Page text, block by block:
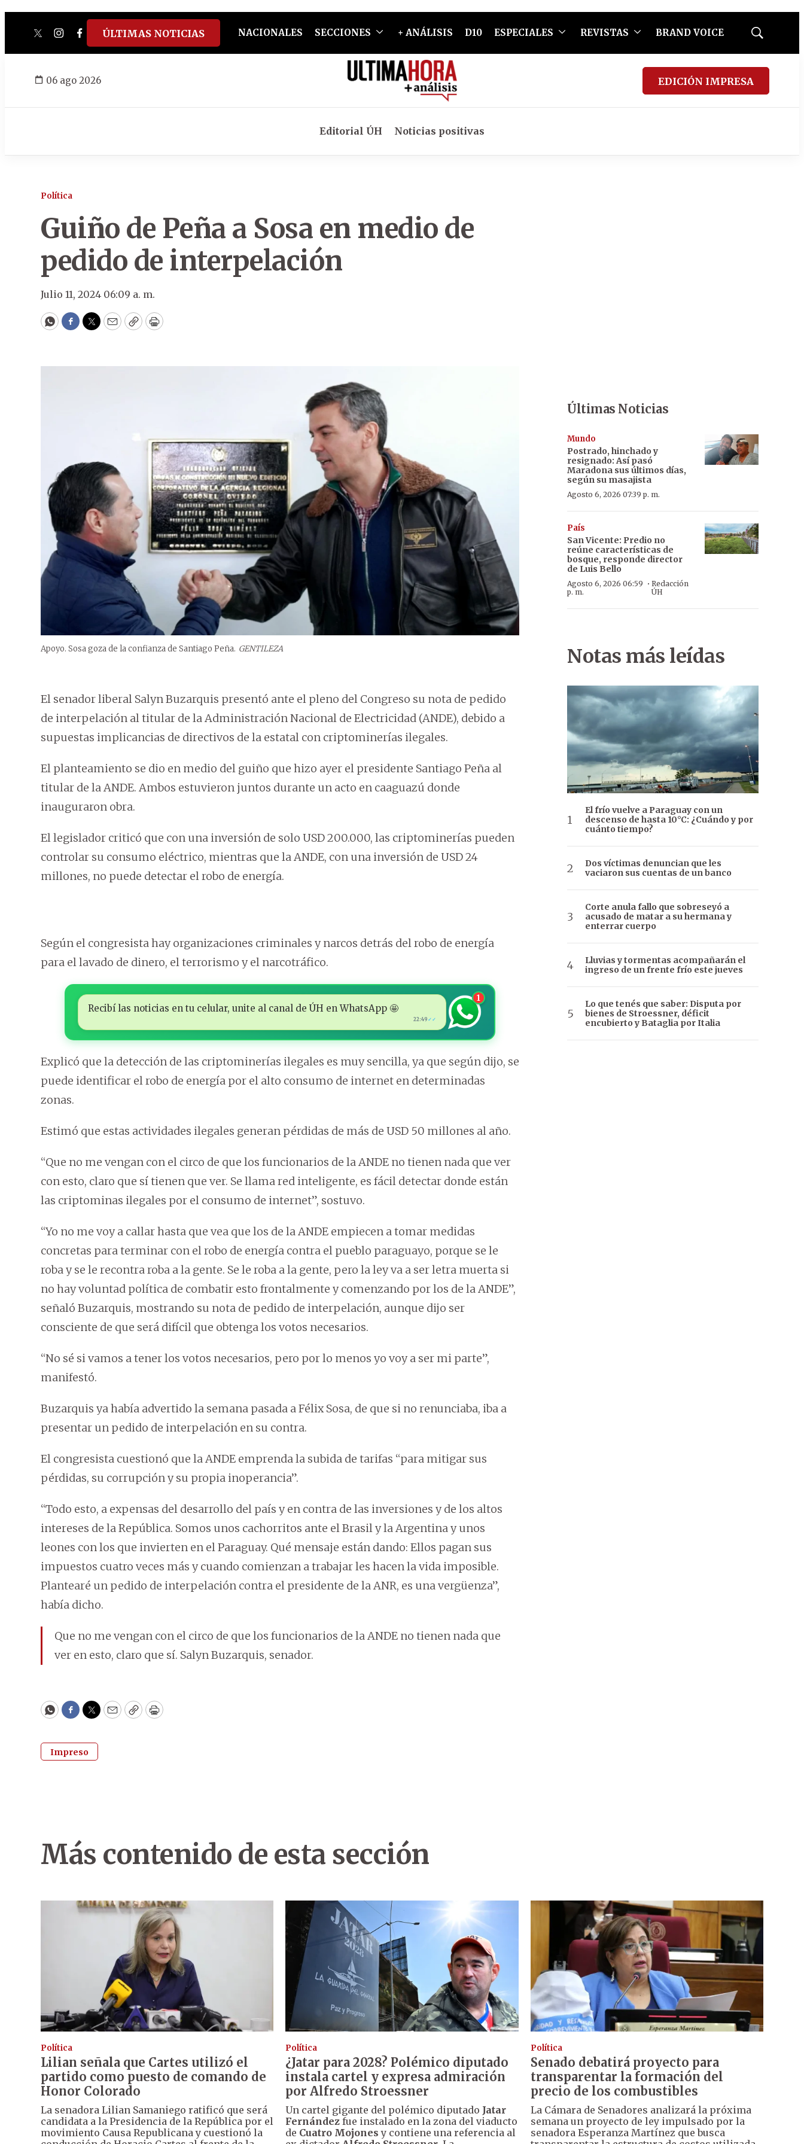
twitterinstagram
facebook
tiktokyoutube
spotify
ÚLTIMAS NOTICIAS NACIONALES SECCIONES + ANÁLISIS D10 ESPECIALES REVISTAS BRAND VOICE
Mostrar
06 ago 2026 EDICIÓN IMPRESA
Editorial ÚH Noticias positivas
Política
Guiño de Peña a Sosa en medio de
pedido de interpelación
Julio 11, 2024 06:09 a. m.
WhatsApp
Facebook
Twitter
EmailCopyPrint
Apoyo. Sosa goza de la confianza de Santiago Peña. GENTILEZA
El senador liberal Salyn Buzarquis presentó ante el pleno del Congreso su nota de pedido
de interpelación al titular de la Administración Nacional de Electricidad (ANDE), debido a
supuestas implicancias de directivos de la estatal con criptominerías ilegales.
El planteamiento se dio en medio del guiño que hizo ayer el presidente Santiago Peña al
titular de la ANDE. Ambos estuvieron juntos durante un acto en caaguazú donde
inauguraron obra.
El legislador criticó que con una inversión de solo USD 200.000, las criptominerías pueden
controlar su consumo eléctrico, mientras que la ANDE, con una inversión de USD 24
millones, no puede detectar el robo de energía.
Según el congresista hay organizaciones criminales y narcos detrás del robo de energía
para el lavado de dinero, el terrorismo y el narcotráfico.
Recibí las noticias en tu celular, unite al canal de ÚH en WhatsApp 🤩
22:49 ✓✓
1
Explicó que la detección de las criptominerías ilegales es muy sencilla, ya que según dijo, se
puede identificar el robo de energía por el alto consumo de internet en determinadas
zonas.
Estimó que estas actividades ilegales generan pérdidas de más de USD 50 millones al año.
“Que no me vengan con el circo de que los funcionarios de la ANDE no tienen nada que ver
con esto, claro que sí tienen que ver. Se llama red inteligente, es fácil detectar donde están
las criptominas ilegales por el consumo de internet”, sostuvo.
“Yo no me voy a callar hasta que vea que los de la ANDE empiecen a tomar medidas
concretas para terminar con el robo de energía contra el pueblo paraguayo, porque se le
roba y se le recontra roba a la gente. Se le roba a la gente, pero la ley va a ser letra muerta si
no hay voluntad política de combatir esto frontalmente y comenzando por los de la ANDE”,
señaló Buzarquis, mostrando su nota de pedido de interpelación, aunque dijo ser
consciente de que será difícil que obtenga los votos necesarios.
“No sé si vamos a tener los votos necesarios, pero por lo menos yo voy a ser mi parte”,
manifestó.
Buzarquis ya había advertido la semana pasada a Félix Sosa, de que si no renunciaba, iba a
presentar un pedido de interpelación en su contra.
El congresista cuestionó que la ANDE emprenda la subida de tarifas “para mitigar sus
pérdidas, su corrupción y su propia inoperancia”.
“Todo esto, a expensas del desarrollo del país y en contra de las inversiones y de los altos
intereses de la República. Somos unos cachorritos ante el Brasil y la Argentina y unos
leones con los que invierten en el Paraguay. Qué mensaje están dando: Ellos pagan sus
impuestos cuatro veces más y cuando comienzan a trabajar les hacen la vida imposible.
Plantearé un pedido de interpelación contra el presidente de la ANR, es una vergüenza”,
había dicho.
Que no me vengan con el circo de que los funcionarios de la ANDE no tienen nada que
ver en esto, claro que sí. Salyn Buzarquis, senador.
WhatsApp
Facebook
Twitter
EmailCopyPrint
Impreso
Últimas Noticias
Mundo
Postrado, hinchado y
resignado: Así pasó
Maradona sus últimos días,
según su masajista
Agosto 6, 2026 07:39 p. m.
País
San Vicente: Predio no
reúne características de
bosque, responde director
de Luis Bello
Agosto 6, 2026 06:59
p. m.
· Redacción
ÚH
Notas más leídas
El frío vuelve a Paraguay con un
descenso de hasta 10°C: ¿Cuándo y por
cuánto tiempo?
Dos víctimas denuncian que les
vaciaron sus cuentas de un banco
Corte anula fallo que sobreseyó a
acusado de matar a su hermana y
enterrar cuerpo
Lluvias y tormentas acompañarán el
ingreso de un frente frío este jueves
Lo que tenés que saber: Disputa por
bienes de Stroessner, déficit
encubierto y Bataglia por Italia
Más contenido de esta sección
Política
Lilian señala que Cartes utilizó el
partido como puesto de comando de
Honor Colorado
La senadora Lilian Samaniego ratificó que será
candidata a la Presidencia de la República por el
movimiento Causa Republicana y cuestionó la
Política
¿Jatar para 2028? Polémico diputado
instala cartel y expresa admiración
por Alfredo Stroessner
Un cartel gigante del polémico diputado Jatar
Fernández fue instalado en la zona del viaducto
de Cuatro Mojones y contiene una referencia al
Política
Senado debatirá proyecto para
transparentar la formación del
precio de los combustibles
La Cámara de Senadores analizará la próxima
semana un proyecto de ley impulsado por la
senadora Esperanza Martínez que busca